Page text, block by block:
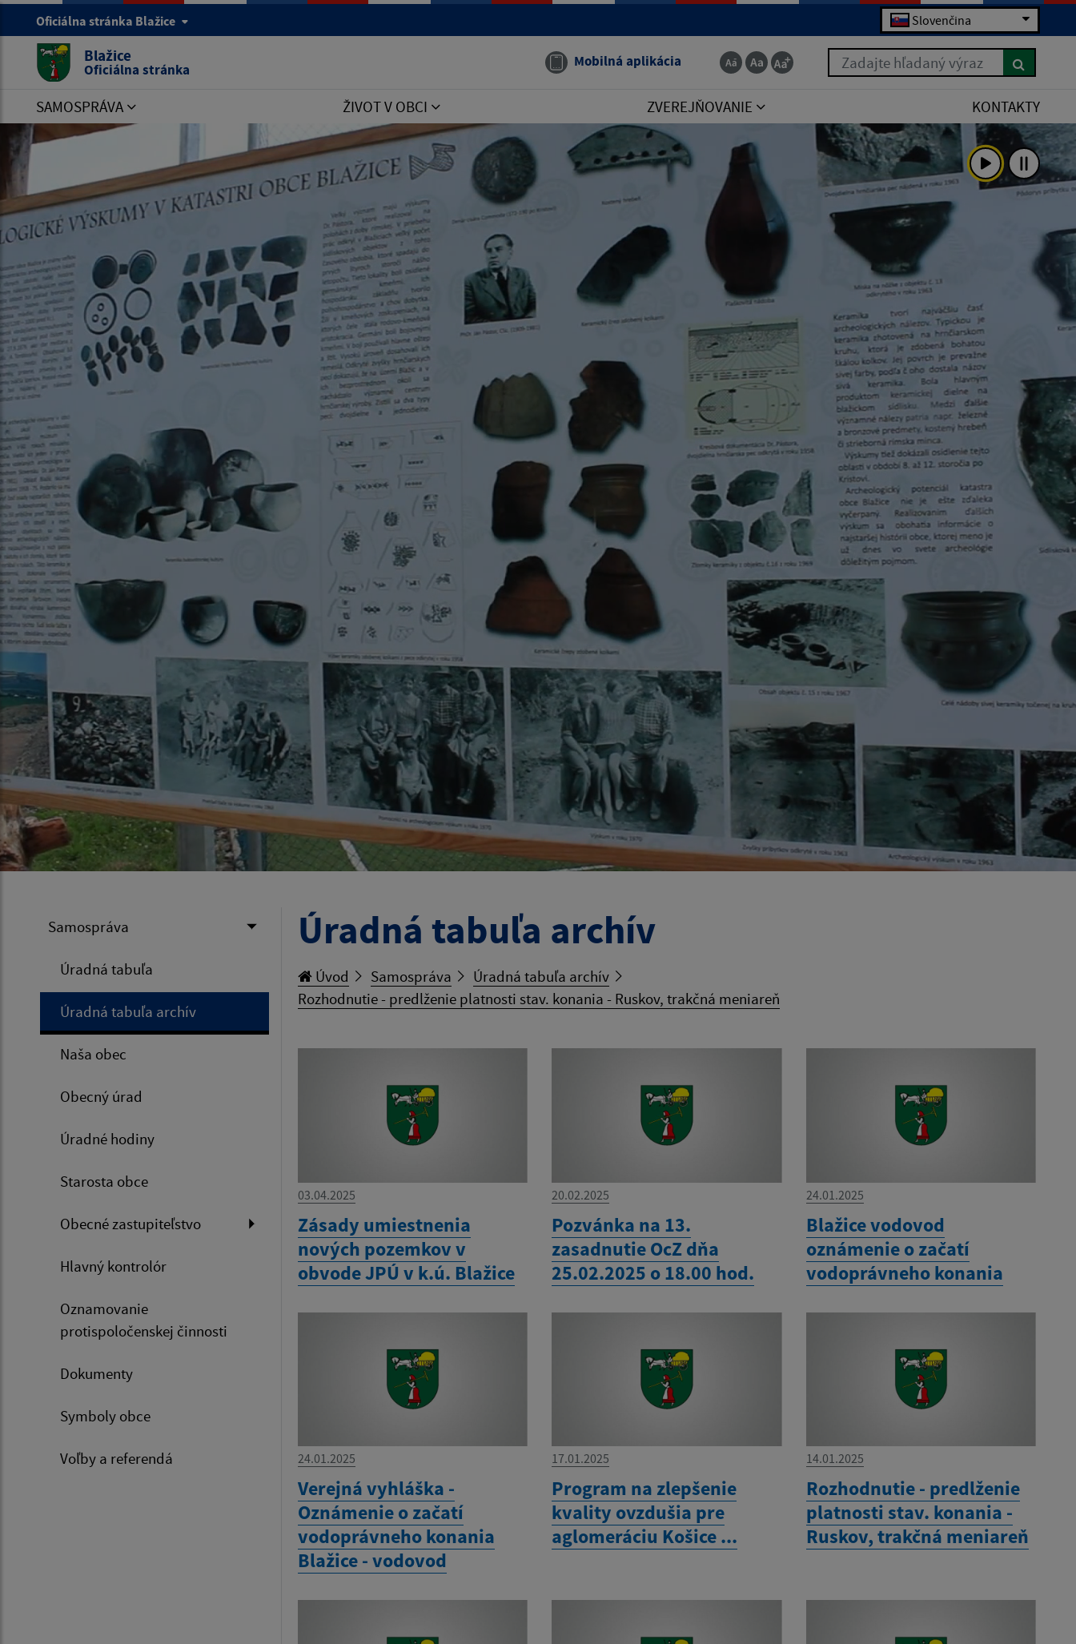
Oficiálna stránka Blažice Slovenčina
Blažice
Oficiálna stránka Mobilná aplikácia Zadajte hľadaný výraz
SAMOSPRÁVA ŽIVOT V OBCI ZVEREJŇOVANIE KONTAKTY
Samospráva
Úradná tabuľa
Úradná tabuľa archív
Naša obec
Obecný úrad
Úradné hodiny
Starosta obce
Obecné zastupiteľstvo
Hlavný kontrolór
Oznamovanie
protispoločenskej činnosti
Dokumenty
Symboly obce
Voľby a referendá
Úradná tabuľa archív
Úvod Samospráva
Úradná tabuľa archív
Rozhodnutie - predlženie platnosti stav. konania - Ruskov, trakčná meniareň
03.04.2025
Zásady umiestnenia
nových pozemkov v
obvode JPÚ v k.ú. Blažice
20.02.2025
Pozvánka na 13.
zasadnutie OcZ dňa
25.02.2025 o 18.00 hod.
24.01.2025
Blažice vodovod
oznámenie o začatí
vodoprávneho konania
24.01.2025
Verejná vyhláška -
Oznámenie o začatí
vodoprávneho konania
Blažice - vodovod
17.01.2025
Program na zlepšenie
kvality ovzdušia pre
aglomeráciu Košice ...
14.01.2025
Rozhodnutie - predlženie
platnosti stav. konania -
Ruskov, trakčná meniareň